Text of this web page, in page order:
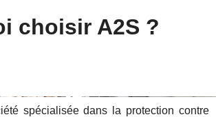
choisir A2S ?
spécialisée dans la protection contre